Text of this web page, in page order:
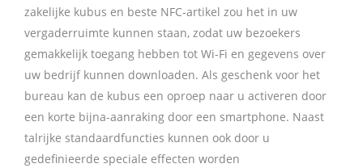
zakelijke kubus en beste NFC-artikel zou het in uw
vergaderruimte kunnen staan, zodat uw bezoekers
gemakkelijk toegang hebben tot Wi-Fi en gegevens over
uw bedrijf kunnen downloaden. Als geschenk voor het
bureau kan de kubus een oproep naar u activeren door
een korte bijna-aanraking door een smartphone. Naast
talrijke standaardfuncties kunnen ook door u
gedefinieerde speciale effecten worden